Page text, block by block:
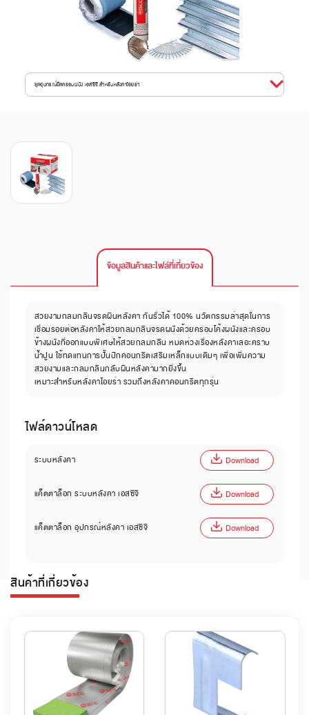
ชุดอุปกรณ์ยึดครอบผนัง เอสซีจี สำหรับหลังคาไอยร่า
ข้อมูลสินค้าและไฟล์ที่เกี่ยวข้อง
สวยงามกลมกลืนจรดผืนหลังคา กันรั่วได้ 100% นวัตกรรมล่าสุดในการ
เชื่อมรอยต่อหลังคาให้สวยกลมกลืนจรดผนังด้วยครอบโค้งผนังและครอบ
ข้างผนังที่ออกแบบพิเศษให้สวยกลมกลืน หมดห่วงเรื่องหลังคาเลอะคราบ
น้ำปูน ใช้ทดแทนการปั้นปีกคอนกรีตเสริมเหล็กแบบเดิมๆ เพื่อเพิ่มความ
สวยงามและกลมกลืนกลับผืนหลังคามากยิ่งขึ้น
เหมาะสำหรับหลังคาไอยร่า รวมถึงหลังคาคอนกรีตทุกรุ่น
ไฟล์ดาวน์โหลด
ระบบหลังคา Download
แค็ตตาล็อก ระบบหลังคา เอสซีจี Download
แค็ตตาล็อก อุปกรณ์หลังคา เอสซีจี Download
สินค้าที่เกี่ยวข้อง